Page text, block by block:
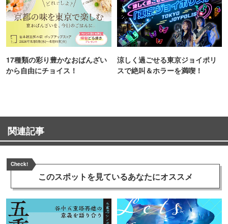
17種類の彩り豊かなおばんざい
から自由にチョイス！
涼しく過ごせる東京ジョイポリ
スで絶叫＆ホラーを満喫！
関連記事
Check!
このスポットを見ているあなたにオススメ